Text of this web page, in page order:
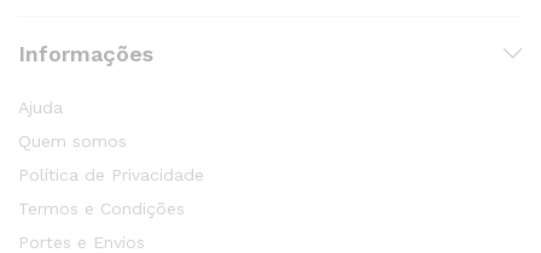
Informações
Ajuda
Quem somos
Política de Privacidade
Termos e Condições
Portes e Envios